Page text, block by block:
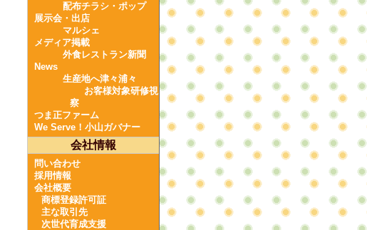
配布チラシ・ポップ
展示会・出店
マルシェ
メディア掲載
外食レストラン新聞
News
生産地へ津々浦々
お客様対象研修視
察
つま正ファーム
We Serve！小山ガバナー
会社情報
問い合わせ
採用情報
会社概要
商標登録許可証
主な取引先
次世代育成支援